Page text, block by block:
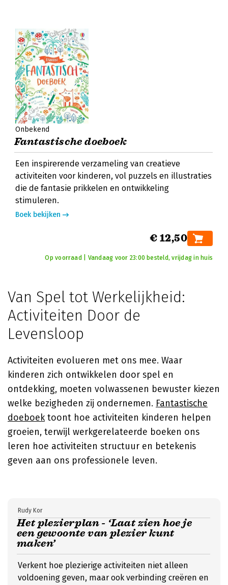
Onbekend
Fantastische doeboek
Een inspirerende verzameling van creatieve
activiteiten voor kinderen, vol puzzels en illustraties
die de fantasie prikkelen en ontwikkeling
stimuleren.
Boek bekijken
€ 12,50
Op voorraad | Vandaag voor 23:00 besteld, vrijdag in huis
Van Spel tot Werkelijkheid:
Activiteiten Door de
Levensloop
Activiteiten evolueren met ons mee. Waar
kinderen zich ontwikkelen door spel en
ontdekking, moeten volwassenen bewuster kiezen
welke bezigheden zij ondernemen. Fantastische
doeboektoont hoe activiteiten kinderen helpen
groeien, terwijl werkgerelateerde boeken ons
leren hoe activiteiten structuur en betekenis
geven aan ons professionele leven.
Het plezierplan - ‘Laat zien hoe je
een gewoonte van plezier kunt
maken’
Rudy Kor
Verkent hoe plezierige activiteiten niet alleen
voldoening geven, maar ook verbinding creëren en